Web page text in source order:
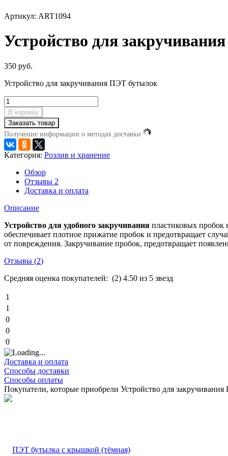
Артикул: ART1094
Устройство для
350 руб.
Устройство для закручивания ПЭТ бутылок
В корзину
Заказать товар
Получение информации о методах доставки
Категория: Розлив и хранение
Обзор
Отзывы 2
Доставка и оплата
Описание
Устройство для удобного закручивания пластиковых пробок
обеспечивает плотное прижатие пробок и предотвращает
от повреждения. Закручивание пробок, предотвращает
Отзывы (2)
Средняя оценка покупателей: (2) 4.50 из 5 звезд
1
1
0
0
0
Доставка и оплата
Способы доставки
Способы оплаты
Покупатели, которые приобрели Устройство для